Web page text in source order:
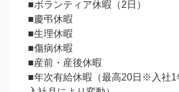
■ボランティア休暇（2日）
■慶弔休暇
■生理休暇
■傷病休暇
■産前・産後休暇
■年次有給休暇（最高20日※入社1